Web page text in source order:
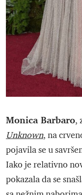
Monica Barbaro,
Unknown, na
pojavila se u
Iako je relativno
pokazala da se